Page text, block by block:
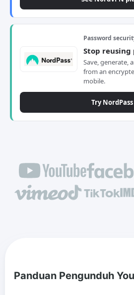
Password
Stop reusing
Save, generate,
from an
mobile.
Try NordPass
Panduan Pengunduh